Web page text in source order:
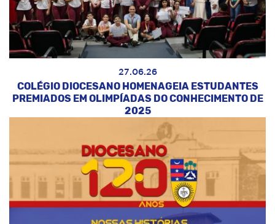
27.06.26
COLÉGIO DIOCESANO HOMENAGEIA ESTUDANTES
PREMIADOS EM OLIMPÍADAS DO CONHECIMENTO DE
2025